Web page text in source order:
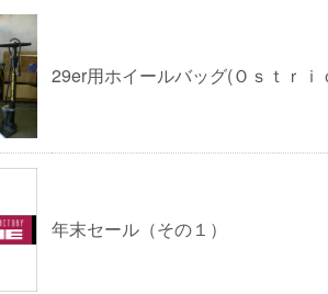
29er用ホイールバッグ(Ｏｓｔｒｉ
年末セール（その１）